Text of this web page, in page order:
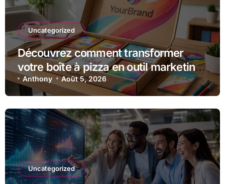
Uncategorized
Découvrez comment transformer
votre boîte à pizza en outil marketing
unique
Anthony Août 5, 2026
Uncategorized